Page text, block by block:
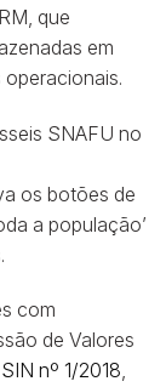
que
em
SNAFU no
os botões de
a população’
com
de Valores
nº 1/2018,